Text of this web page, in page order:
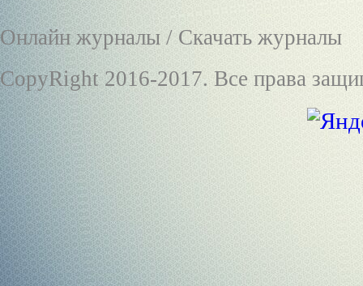
Онлайн журналы / Скачать журналы
CopyRight 2016-2017. Все права